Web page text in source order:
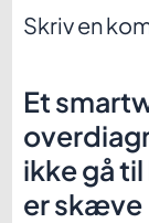
Skriv en
Et
ikke gå
er skæve